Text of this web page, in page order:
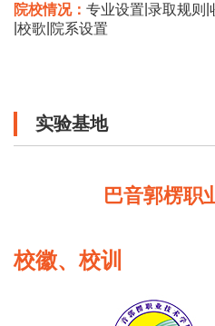
院校情况： 专业设置 录取规则
校歌 院系设置
实验基地
巴音郭楞职
校徽、校训